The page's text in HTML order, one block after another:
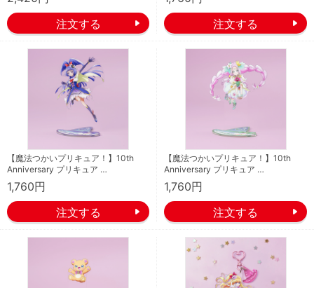
【魔法つかいプリキュア！】10th
Anniversary プリキュア …
1,760円
【魔法つかいプリキュア！】10th
Anniversary プリキュア …
1,760円